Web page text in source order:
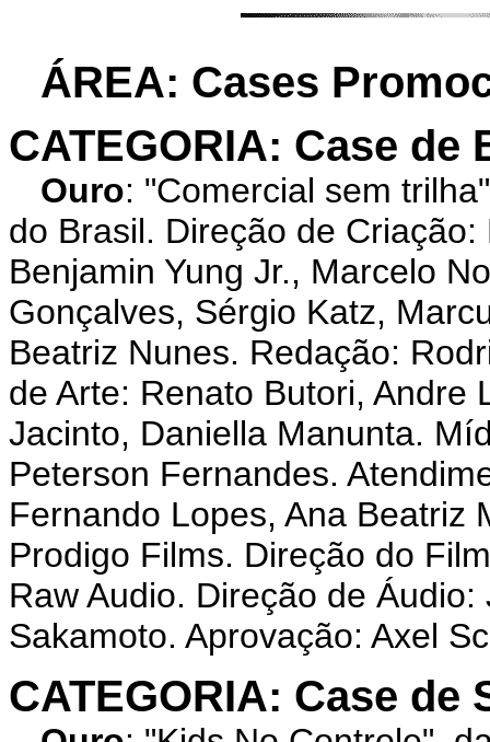
ÁREA: Cases
CATEGORIA: Case de
Ouro: "Comercial sem
do Brasil. Direção de
Benjamin Yung Jr., Marcelo
Gonçalves, Sérgio Katz,
Beatriz Nunes. Redação:
de Arte: Renato Butori, Andre
Jacinto, Daniella Manunta.
Peterson Fernandes.
Fernando Lopes, Ana Beatriz
Prodigo Films. Direção do
Raw Audio. Direção de
Sakamoto. Aprovação: Axel
CATEGORIA: Case de